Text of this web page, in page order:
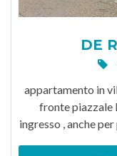
DE
appartamento in
fronte piazzale
ingresso , anche